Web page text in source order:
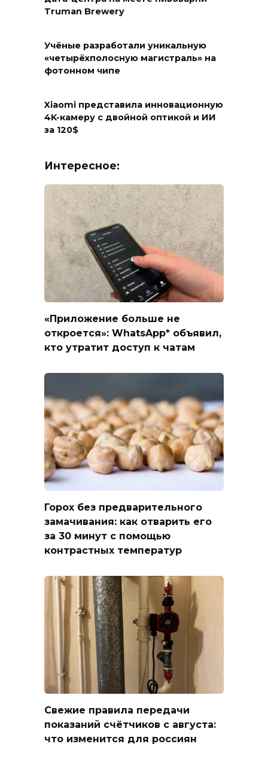
Truman Brewery
Учёные разработали уникальную
«четырёхполосную магистраль» на
фотонном чипе
Xiaomi представила инновационную
4K-камеру с двойной оптикой и ИИ
за 120$
Интересное:
«Приложение больше не
откроется»: WhatsApp* объявил,
кто утратит доступ к чатам
Горох без предварительного
замачивания: как отварить его
за 30 минут с помощью
контрастных температур
Свежие правила передачи
показаний счётчиков с августа:
что изменится для россиян